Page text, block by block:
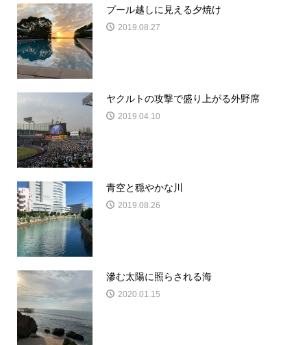
プール越しに見える夕焼け
2019.08.27
ヤクルトの攻撃で盛り上がる外野席
2019.04.10
青空と穏やかな川
2019.08.26
滲む太陽に照らされる海
2020.01.15